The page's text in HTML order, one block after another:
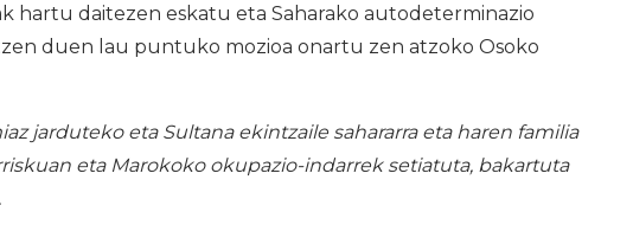
hartu daitezen eskatu eta Saharako autodeterminazio
duen lau puntuko mozioa onartu zen atzoko Osoko
jarduteko eta Sultana ekintzaile sahararra eta haren familia
eta Marokoko okupazio-indarrek setiatuta, bakartuta